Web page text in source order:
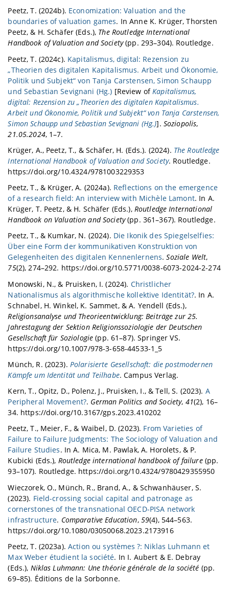
Peetz, T. (2024b). Economization: Valuation and the
boundaries of valuation games. In Anne K. Krüger, Thorsten
Peetz, & H. Schäfer (Eds.), The Routledge International
Handbook of Valuation and Society(pp. 293–304). Routledge.
Peetz, T. (2024c). Kapitalismus, digital: Rezension zu
„Theorien des digitalen Kapitalismus. Arbeit und Ökonomie,
Politik und Subjekt“ von Tanja Carstensen, Simon Schaupp
und Sebastian Sevignani (Hg.) [Review of Kapitalismus,
digital: Rezension zu „Theorien des digitalen Kapitalismus.
Arbeit und Ökonomie, Politik und Subjekt“ von Tanja Carstensen,
Simon Schaupp und Sebastian Sevignani (Hg.)]. Soziopolis,
21.05.2024, 1–7.
Krüger, A., Peetz, T., & Schäfer, H. (Eds.). (2024). The Routledge
International Handbook of Valuation and Society. Routledge.
https://doi.org/10.4324/9781003229353
Peetz, T., & Krüger, A. (2024a). Reflections on the emergence
of a research field: An interview with Michèle Lamont. In A.
Krüger, T. Peetz, & H. Schäfer (Eds.), Routledge International
Handbook on Valuation and Society(pp. 361–367). Routledge.
Peetz, T., & Kumkar, N. (2024). Die Ikonik des Spiegelselfies:
Über eine Form der kommunikativen Konstruktion von
Gelegenheiten des digitalen Kennenlernens.Soziale Welt,
75(2), 274–292. https://doi.org/10.5771/0038-6073-2024-2-274
Monowski, N., & Pruisken, I. (2024). Christlicher
Nationalismus als algorithmische kollektive Identität?. In A.
Schnabel, H. Winkel, K. Sammet, & A. Yendell (Eds.),
Religionsanalyse und Theorieentwicklung: Beiträge zur 25.
Jahrestagung der Sektion Religionssoziologie der Deutschen
Gesellschaft für Soziologie (pp. 61–87). Springer VS.
https://doi.org/10.1007/978-3-658-44533-1_5
Münch, R. (2023). Polarisierte Gesellschaft: die postmodernen
Kämpfe um Identität und Teilhabe. Campus Verlag.
Kern, T., Opitz, D., Polenz, J., Pruisken, I., & Tell, S. (2023). A
Peripheral Movement?. German Politics and Society, 41(2), 16–
34. https://doi.org/10.3167/gps.2023.410202
Peetz, T., Meier, F., & Waibel, D. (2023). From Varieties of
Failure to Failure Judgments: The Sociology of Valuation and
Failure Studies. In A. Mica, M. Pawlak, A. Horolets, & P.
Kubicki (Eds.), Routledge international handbook of failure(pp.
93–107). Routledge. https://doi.org/10.4324/9780429355950
Wieczorek, O., Münch, R., Brand, A., & Schwanhäuser, S.
(2023). Field-crossing social capital and patronage as
cornerstones of the transnational OECD-PISA network
infrastructure. Comparative Education, 59(4), 544–563.
https://doi.org/10.1080/03050068.2023.2173916
Peetz, T. (2023a).Action ou systèmes ?: Niklas Luhmann et
Max Weber étudient la société. In I. Aubert & E. Debray
(Eds.), Niklas Luhmann: Une théorie générale de la société (pp.
69–85). Éditions de la Sorbonne.